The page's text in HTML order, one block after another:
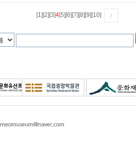
[1] [2] [3]4[5] [6] [7] [8] [9] [10]